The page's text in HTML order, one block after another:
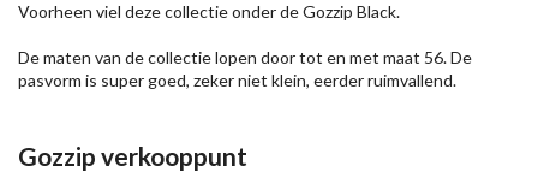
Voorheen viel deze collectie onder de Gozzip Black.
De maten van de collectie lopen door tot en met maat 56. De
pasvorm is super goed, zeker niet klein, eerder ruimvallend.
Gozzip verkooppunt